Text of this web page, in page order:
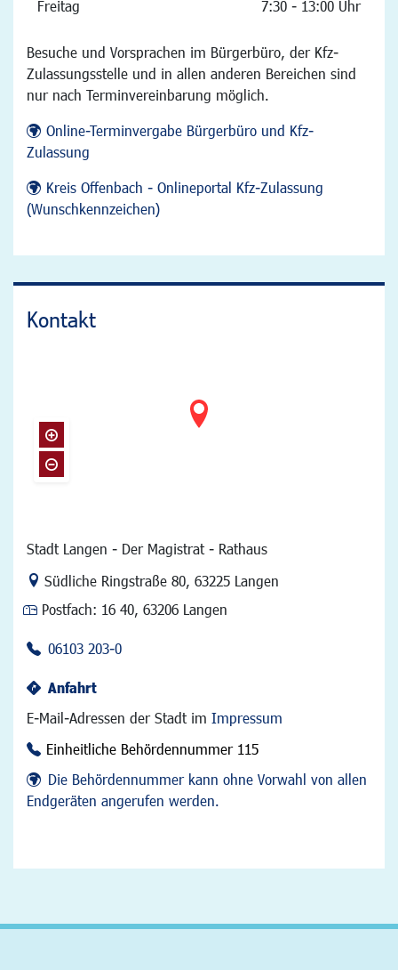
Freitag 7:30 - 13:00 Uhr
Besuche und Vorsprachen im Bürgerbüro, der Kfz-
Zulassungsstelle und in allen anderen Bereichen sind
nur nach Terminvereinbarung möglich.
Online-Terminvergabe Bürgerbüro und Kfz-
Zulassung
Kreis Offenbach - Onlineportal Kfz-Zulassung
(Wunschkennzeichen)
Kontakt
Stadt Langen - Der Magistrat - Rathaus
Link zur Google-Maps Navigation
Südliche Ringstraße 80, 63225 Langen
Postfach: 16 40, 63206 Langen
06103 203-0
Anfahrt
E-Mail-Adressen der Stadt im Impressum
Einheitliche Behördennummer 115
Die Behördennummer kann ohne Vorwahl von allen
Endgeräten angerufen werden.